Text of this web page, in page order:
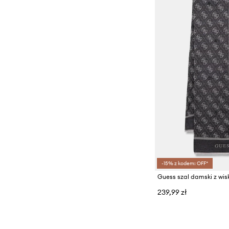
-15% z kodem: OFF*
Guess szal damski z
239,99 zł